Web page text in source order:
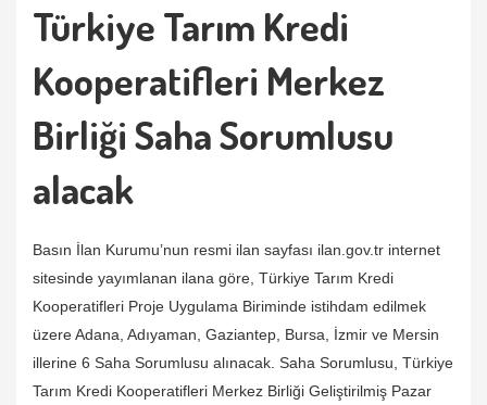
Türkiye Tarım Kredi
Kooperatifleri Merkez
Birliği Saha Sorumlusu
alacak
Basın İlan Kurumu’nun resmi ilan sayfası ilan.gov.tr internet
sitesinde yayımlanan ilana göre, Türkiye Tarım Kredi
Kooperatifleri Proje Uygulama Biriminde istihdam edilmek
üzere Adana, Adıyaman, Gaziantep, Bursa, İzmir ve Mersin
illerine 6 Saha Sorumlusu alınacak. Saha Sorumlusu, Türkiye
Tarım Kredi Kooperatifleri Merkez Birliği Geliştirilmiş Pazar